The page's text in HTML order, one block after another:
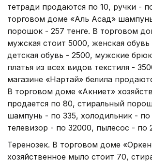
тетради продаются по 10, ручки -
торговом доме «Аль Асад»
порошок - 257 тенге. В торговом
мужская стоит 5000, женская обувь
детская обувь - 2500, мужские
платья из всех видов текстиля -
магазине «Нартай» белила
В торговом доме «Акниет»
продается по 80, стиральный
шампунь - по 335, холодильник - по
телевизор - по 32000, пылесос - по
Теренозек. В торговом доме
хозяйственное мыло стоит 70,